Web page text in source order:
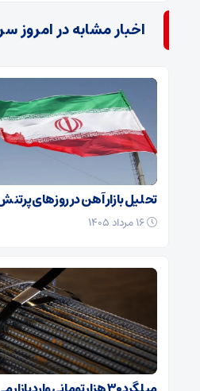
اخبار مشابه در امروز
تحلیل بازار آهن در روزهای